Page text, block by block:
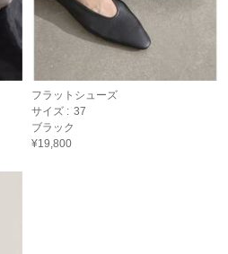
フラットシューズ
サイズ : 37
ブラック
¥19,800